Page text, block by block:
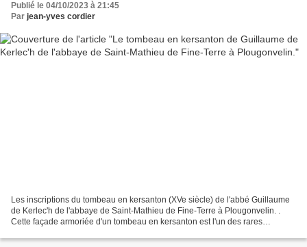
Publié le 04/10/2023 à 21:45
Par jean-yves cordier
Les inscriptions du tombeau en kersanton (XVe siècle) de l'abbé Guillaume
de Kerlec'h de l'abbaye de Saint-Mathieu de Fine-Terre à Plougonvelin. .
Cette façade armoriée d'un tombeau en kersanton est l'un des rares